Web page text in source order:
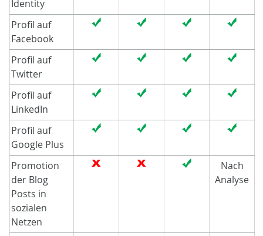
Identity
Profil auf
Facebook
Profil auf
Twitter
Profil auf
LinkedIn
Profil auf
Google Plus
Promotion
der Blog
Posts in
sozialen
Netzen
Nach
Analyse